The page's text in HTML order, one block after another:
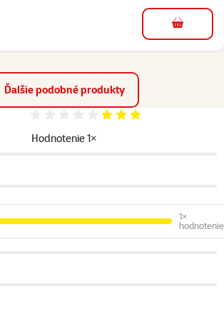
do košíka
Ďalšie podobné produkty
Hodnotenie 1×
Hodnotenie 60%
1×
hodnotenie